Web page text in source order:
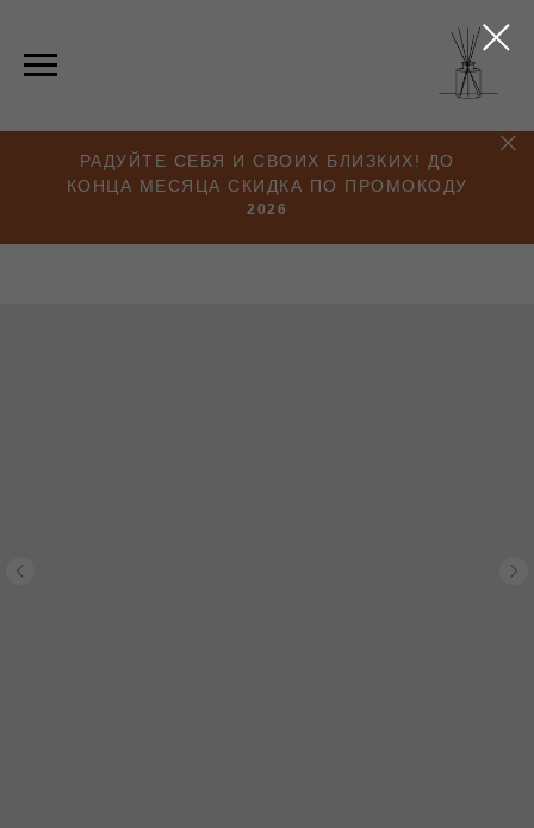
РАДУЙТЕ СЕБЯ И СВОИХ БЛИЗКИХ! ДО
КОНЦА МЕСЯЦА СКИДКА ПО ПРОМОКОДУ
2026